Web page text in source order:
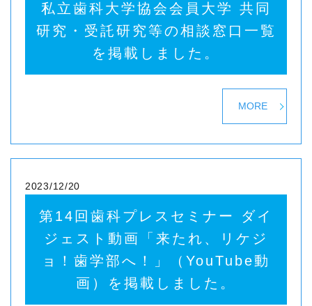
私立歯科大学協会会員大学 共同
研究・受託研究等の相談窓口一覧
を掲載しました。
MORE
2023/12/20
第14回歯科プレスセミナー ダイ
ジェスト動画「来たれ、リケジ
ョ！歯学部へ！」（YouTube動
画）を掲載しました。